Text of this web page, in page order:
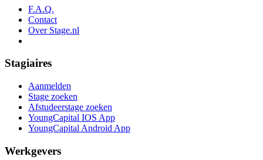
F.A.Q.
Contact
Over Stage.nl
Stagiaires
Aanmelden
Stage zoeken
Afstudeerstage zoeken
YoungCapital IOS App
YoungCapital Android App
Werkgevers